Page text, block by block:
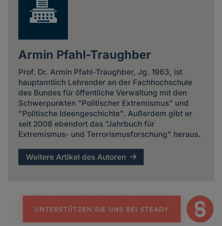
Armin Pfahl-Traughber
Prof. Dr. Armin Pfahl-Traughber, Jg. 1963, ist
hauptamtlich Lehrender an der Fachhochschule
des Bundes für öffentliche Verwaltung mit den
Schwerpunkten "Politischer Extremismus" und
"Politische Ideengeschichte". Außerdem gibt er
seit 2008 ebendort das "Jahrbuch für
Extremismus- und Terrorismusforschung" heraus.
Weitere Artikel des Autoren